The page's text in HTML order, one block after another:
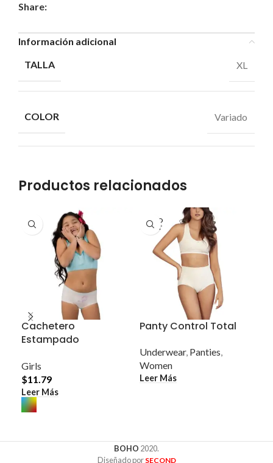
Share:
Información adicional
TALLA
XL
COLOR Variado
Productos relacionados
Cachetero
Estampado
Unidades
Girls
$11.79
Leer Más
SOLD
OUT
Panty Control Total
Underwear, Panties,
Women
Leer Más
BOHO 2020.
Diseñado por SECOND